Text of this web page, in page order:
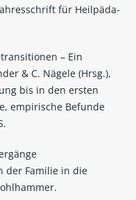
für Heilpäda-
– Ein
& C. Nägele (Hrsg.),
bis in den ersten
empirische Befunde
der Familie in die